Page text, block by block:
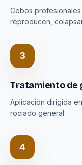
Cebos
reproducen,
3
Tratamiento de
Aplicación dirigida
rociado general.
4